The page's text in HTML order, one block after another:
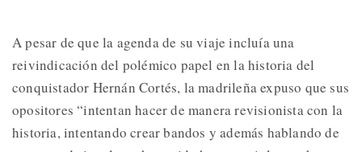
A pesar de que la agenda de su viaje incluía una
reivindicación del polémico papel en la historia del
conquistador Hernán Cortés, la madrileña expuso que sus
opositores “intentan hacer de manera revisionista con la
historia, intentando crear bandos y además hablando de